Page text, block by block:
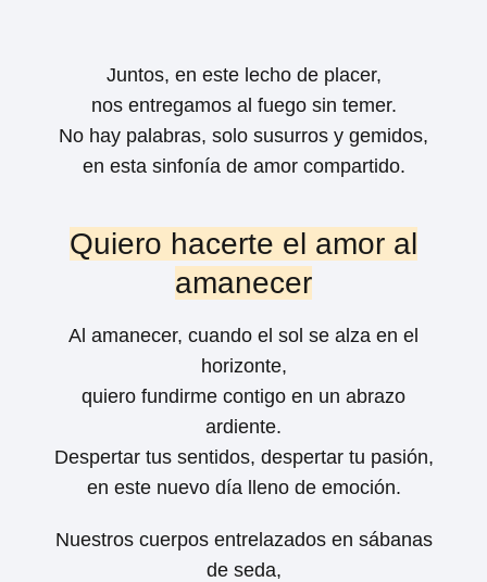
Juntos, en este lecho de placer,
nos entregamos al fuego sin temer.
No hay palabras, solo susurros y gemidos,
en esta sinfonía de amor compartido.
Quiero hacerte el amor al
amanecer
Al amanecer, cuando el sol se alza en el
horizonte,
quiero fundirme contigo en un abrazo
ardiente.
Despertar tus sentidos, despertar tu pasión,
en este nuevo día lleno de emoción.
Nuestros cuerpos entrelazados en sábanas
de seda,